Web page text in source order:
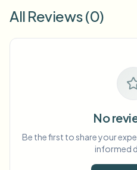
All Reviews (0)
No
Be the first to share your
informed